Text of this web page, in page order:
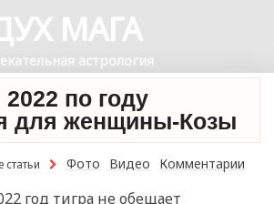
МАГА
астрология
по году
для женщины-Козы
статьи Фото Видео Комментарии
год тигра не обещает